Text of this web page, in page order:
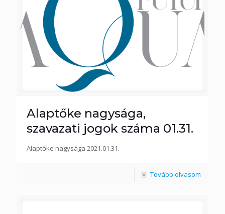
Alaptőke nagysága,
szavazati jogok száma 01.31.
Alaptőke nagysága 2021.01.31.
Tovább olvasom